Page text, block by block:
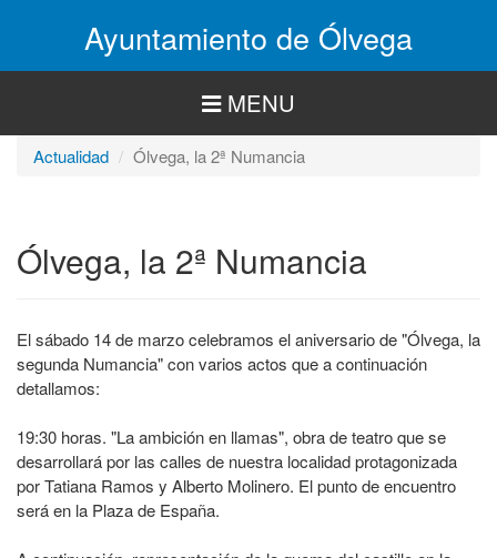
Ayuntamiento de Ólvega
MENU
Actualidad Ólvega, la 2ª Numancia
Ólvega, la 2ª Numancia
El sábado 14 de marzo celebramos el aniversario de "Ólvega, la
segunda Numancia" con varios actos que a continuación
detallamos:
19:30 horas. "La ambición en llamas", obra de teatro que se
desarrollará por las calles de nuestra localidad protagonizada
por Tatiana Ramos y Alberto Molinero. El punto de encuentro
será en la Plaza de España.